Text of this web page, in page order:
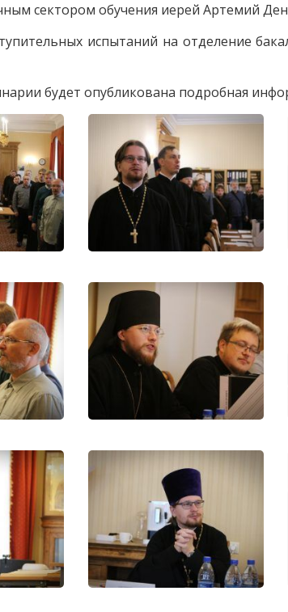
сектором обучения иерей Артемий
испытаний на отделение
будет опубликована подробная